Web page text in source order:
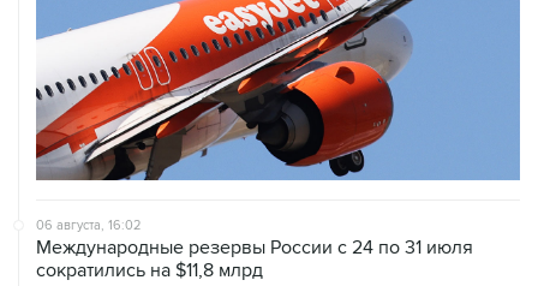
06 августа, 16:02
сократились на $11,8 млрд
06 августа, 10:30